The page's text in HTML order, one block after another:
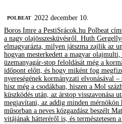
‎POLBEAT 2022 december 10.
Boros Imre a PestiSrácok.hu Polbeat
a nagy olajösszesküvésről. Huth
elmagyarázta, milyen játszma zajlik az
hogyan mesterkedett a magyar
üzemanyagár-stop feloldását még a
időpont előtt, és hogy miként fog
nyereségének kormányzati elvonásával
hisz még a csodákban, hiszen a Mol
küszködés után, az árstop visszavonása
megjavítani, az addig minden mérnökön
műsorban a neves közgazdász beszélt
vitájának hátteréről is, és természetesen